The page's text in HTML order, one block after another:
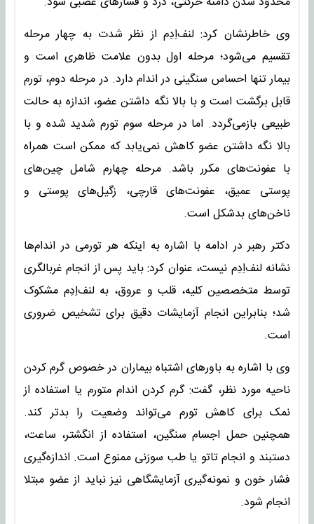
وی خاطرنشان کرد: لنف‌اِدِم از نظر شدت به چهار مرحله
تقسیم می‌شود؛ مرحله اول بدون علامت ظاهری است و
بیمار تنها احساس سنگینی در اندام دارد. در مرحله دوم، تورم
قابل برگشت است و با بالا نگه داشتن عضو، اندازه به حالت
طبیعی بازمی‌گردد. اما در مرحله سوم تورم شدید شده و با
بالا نگه داشتن عضو کاهش نمی‌یابد که ممکن است همراه
با عفونت‌های مکرر باشد. مرحله چهارم شامل چین‌های
پوستی عمیق، عفونت‌های قارچی، زگیل‌های پوستی و
ناخن‌های بدشکل است.
دکتر رهبر در ادامه با اشاره به اینکه هر تورمی در اندام‌ها
نشانه لنف‌اِدِم نیست، عنوان کرد: باید پس از انجام غربالگری
توسط متخصصین کلیه، قلب و عروق، به لنف‌اِدِم مشکوک
شد؛ بنابراین انجام آزمایشات دقیق برای تشخیص ضروری
است.
وی با اشاره به باورهای اشتباه بیماران در خصوص گرم کردن
ناحیه مورد نظر، گفت: گرم کردن اندام متورم یا استفاده از
نمک برای کاهش تورم می‌تواند وضعیت را بدتر کند.
همچنین حمل اجسام سنگین، استفاده از انگشتر، ساعت،
دستبند و انجام تاتو یا طب سوزنی ممنوع است. اندازه‌گیری
فشار خون و نمونه‌گیری آزمایشگاهی نیز نباید از عضو مبتلا
انجام شود.